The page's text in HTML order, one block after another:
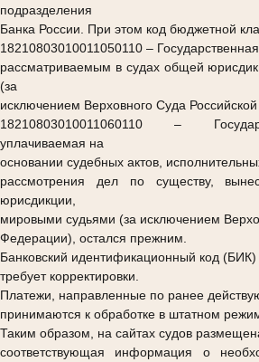
подразделения
Банка России. При этом код бюджетной
18210803010011050110 –
рассматриваемым в судах общей
(за
исключением Верховного Суда
18210803010011060110 –
уплачиваемая на
основании судебных актов,
рассмотрения дел по существу,
юрисдикции,
мировыми судьями (за исключением
Федерации), остался прежним.
Банковский идентификационный код
требует корректировки.
Платежи, направленные по ранее
принимаются к обработке в штатном
Таким образом, на сайтах судов
соответствующая информация о